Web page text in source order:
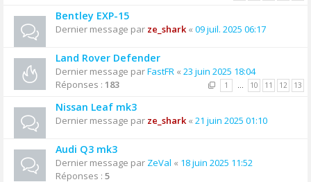
Bentley EXP-15
Dernier message par ze_shark« 09 juil. 2025 06:17
Land Rover Defender
Dernier message parFastFR « 23 juin 2025 18:04
Réponses : 183 1 … 10 11 12 13
Nissan Leaf mk3
Dernier message par ze_shark« 21 juin 2025 01:10
Audi Q3 mk3
Dernier message par ZeVal « 18 juin 2025 11:52
Réponses : 5